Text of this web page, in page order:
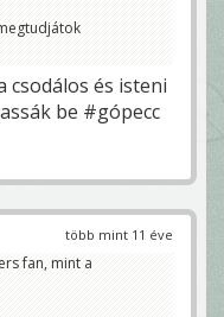
csodálos és isteni
be #gópecc
több mint 11 éve
fan, mint a